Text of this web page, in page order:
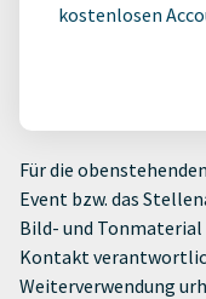
kostenlosen
Für die
Event bzw. das
Bild- und Tonmaterial
Kontakt
Weiterverwendung